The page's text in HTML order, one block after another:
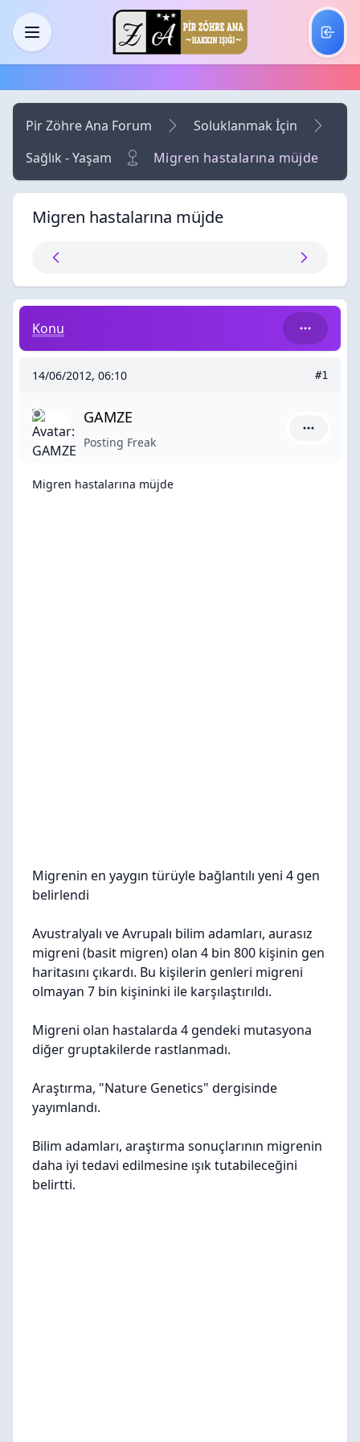
Skip to main content
Menü
Pir Zöhre Ana Forum
Soluklanmak İçin
Sağlık - Yaşam
Migren hastalarına müjde
Migren hastalarına müjde
Migren hastalarına müjde
Konu
14/06/2012, 06:10 #1
GAMZE
Posting Freak
Migren hastalarına müjde
Migrenin en yaygın türüyle bağlantılı yeni 4 gen
belirlendi
Avustralyalı ve Avrupalı bilim adamları, aurasız
migreni (basit migren) olan 4 bin 800 kişinin gen
haritasını çıkardı. Bu kişilerin genleri migreni
olmayan 7 bin kişininki ile karşılaştırıldı.
Migreni olan hastalarda 4 gendeki mutasyona
diğer gruptakilerde rastlanmadı.
Araştırma, "Nature Genetics" dergisinde
yayımlandı.
Bilim adamları, araştırma sonuçlarının migrenin
daha iyi tedavi edilmesine ışık tutabileceğini
belirtti.